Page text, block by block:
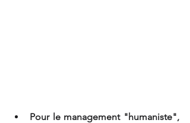
Pour le management "humaniste",